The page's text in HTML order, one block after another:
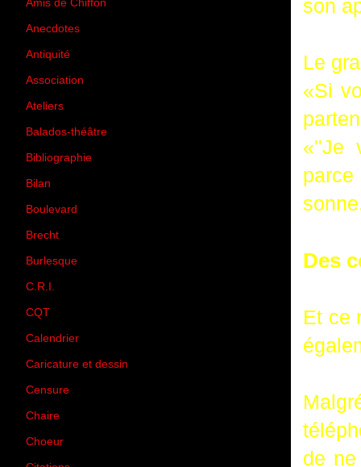
son
Le
«Si
«''Je
Des
Et ce
de
Amis de Chiffon
Anecdotes
Antiquité
Association
Ateliers
Balados-théâtre
Bibliographie
Bilan
Boulevard
Brecht
Burlesque
C.R.I.
CQT
Calendrier
Caricature et dessin
Censure
Chaire
Choeur